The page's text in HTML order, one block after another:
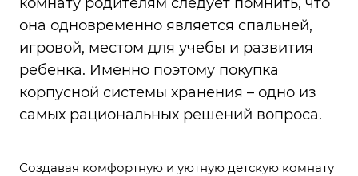
она одновременно является спальней,
игровой, местом для учебы и развития
ребенка. Именно поэтому покупка
корпусной системы хранения – одно из
самых рациональных решений вопроса.
Создавая комфортную и уютную детскую комнату